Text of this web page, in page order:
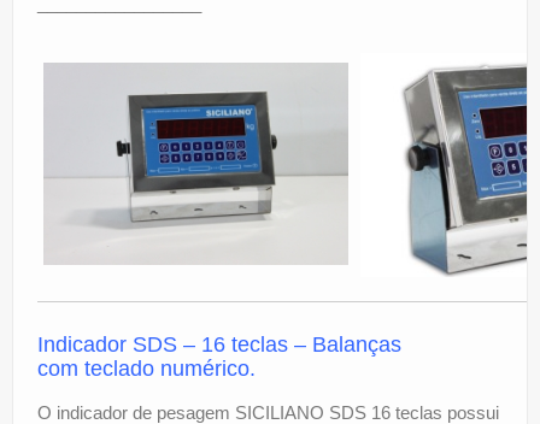
Indicador SDS – 16 teclas – Balanças
com teclado numérico.
O indicador de pesagem SICILIANO SDS 16 teclas possui